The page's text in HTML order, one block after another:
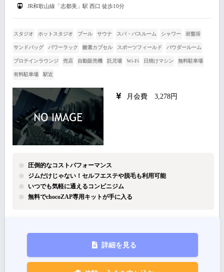
JR和歌山線「志都美」駅 西口 徒歩10分
スタジオ ホットスタジオ プール サウナ スパ・バスルーム シャワー 岩盤浴
サンドバッグ パワーラック 酸素カプセル スポーツフィールド パウダールーム
プロテインラウンジ 売店 自動販売機 託児場 Wi-Fi 日焼けマシン 無料駐車場
有料駐車場 駅近
月会費 3,278円
圧倒的なコストパフォーマンス
ジムだけじゃない！セルフエステや脱毛も利用可能
いつでも気軽に通えるコンビニジム
無料でchocoZAP専用キットが手に入る
詳細を見る